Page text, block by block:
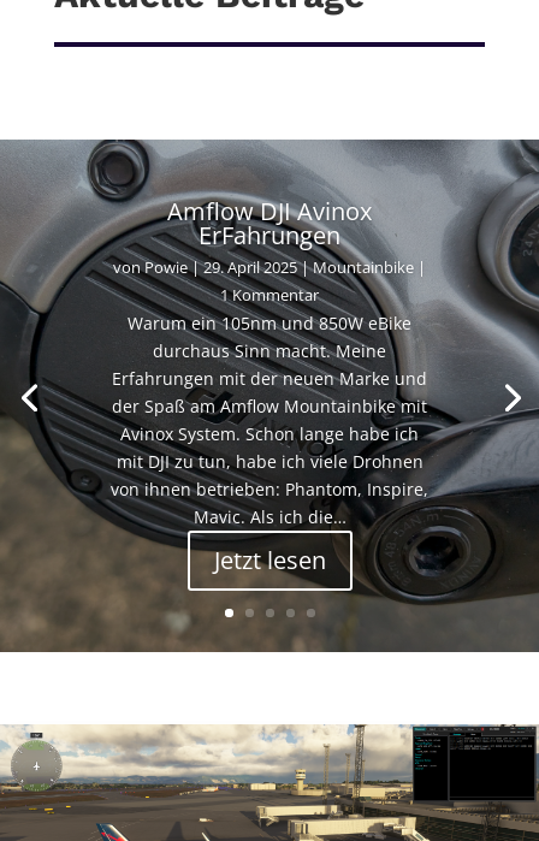
Amflow DJI Avinox
ErFahrungen
vonPowie|29. April 2025|Mountainbike |
1 Kommentar
Warum ein 105nm und 850W eBike
durchaus Sinn macht. Meine
Erfahrungen mit der neuen Marke und
der Spaß am Amflow Mountainbike mit
Avinox System. Schon lange habe ich
mit DJI zu tun, habe ich viele Drohnen
von ihnen betrieben: Phantom, Inspire,
Mavic. Als ich die…
Jetzt lesen